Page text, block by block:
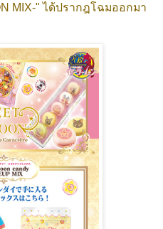
MIX-" ได้ปรากฎโฉมออกมา